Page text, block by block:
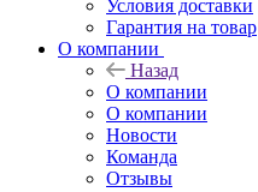
Условия доставки
Гарантия на товар
О компании
Назад
О компании
О компании
Новости
Команда
Отзывы